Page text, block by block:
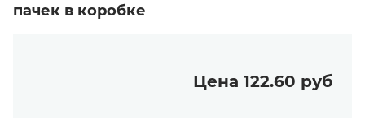
пачек в коробке
Цена 122.60 руб